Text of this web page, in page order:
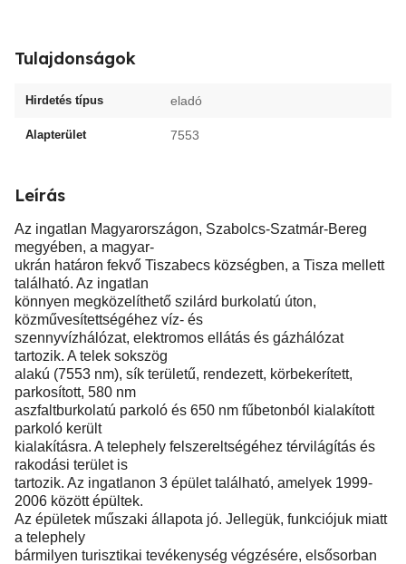
Tulajdonságok
Hirdetés típus eladó
Alapterület 7553
Leírás
Az ingatlan Magyarországon, Szabolcs-Szatmár-Bereg
megyében, a magyar-
ukrán határon fekvő Tiszabecs községben, a Tisza mellett
található. Az ingatlan
könnyen megközelíthető szilárd burkolatú úton,
közművesítettségéhez víz- és
szennyvízhálózat, elektromos ellátás és gázhálózat
tartozik. A telek sokszög
alakú (7553 nm), sík területű, rendezett, körbekerített,
parkosított, 580 nm
aszfaltburkolatú parkoló és 650 nm fűbetonból kialakított
parkoló került
kialakításra. A telephely felszereltségéhez térvilágítás és
rakodási terület is
tartozik. Az ingatlanon 3 épület található, amelyek 1999-
2006 között épültek.
Az épületek műszaki állapota jó. Jellegük, funkciójuk miatt
a telephely
bármilyen turisztikai tevékenység végzésére, elsősorban